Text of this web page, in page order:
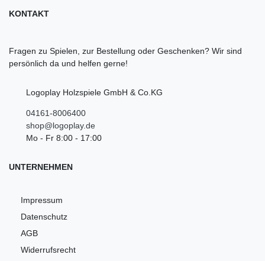
KONTAKT
Fragen zu Spielen, zur Bestellung oder Geschenken? Wir sind
persönlich da und helfen gerne!
Logoplay Holzspiele GmbH & Co.KG
04161-8006400
shop@logoplay.de
Mo - Fr 8:00 - 17:00
UNTERNEHMEN
Impressum
Datenschutz
AGB
Widerrufsrecht